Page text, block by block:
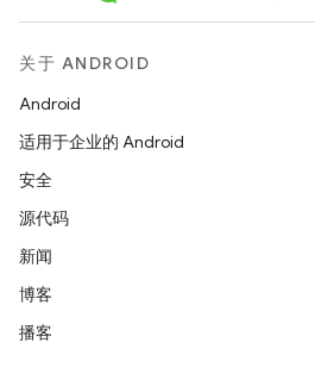
关于 ANDROID
Android
适用于企业的 Android
安全
源代码
新闻
博客
播客